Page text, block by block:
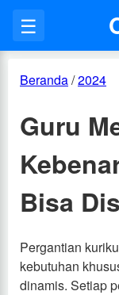
☰
Beranda/2024
Guru
Bisa
Pergantian
kebutuhan
dinamis. Setiap